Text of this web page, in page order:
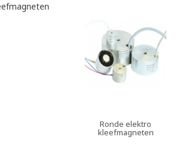
Ronde elektro
kleefmagneten